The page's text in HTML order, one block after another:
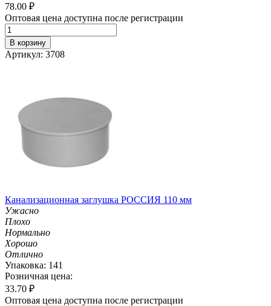
78.00 ₽
Оптовая цена доступна после регистрации
В корзину
Артикул: 3708
Канализационная заглушка РОССИЯ 110 мм
Ужасно
Плохо
Нормально
Хорошо
Отлично
Упаковка: 141
Розничная цена:
33.70 ₽
Оптовая цена доступна после регистрации